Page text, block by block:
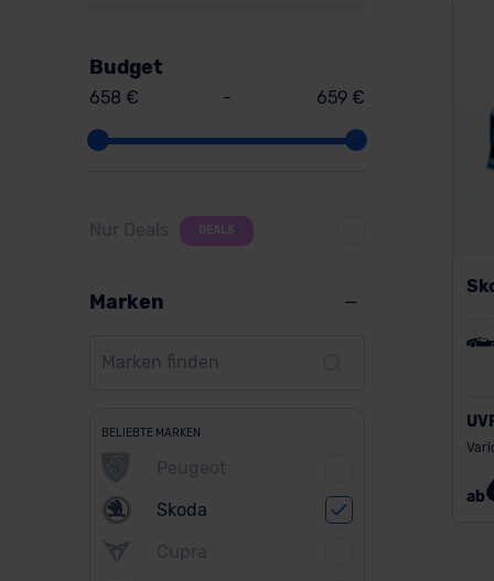
Budget
658 € - 659 €
Nur Deals DEALS
Marken
BELIEBTE MARKEN
Peugeot
Skoda
Cupra
ab